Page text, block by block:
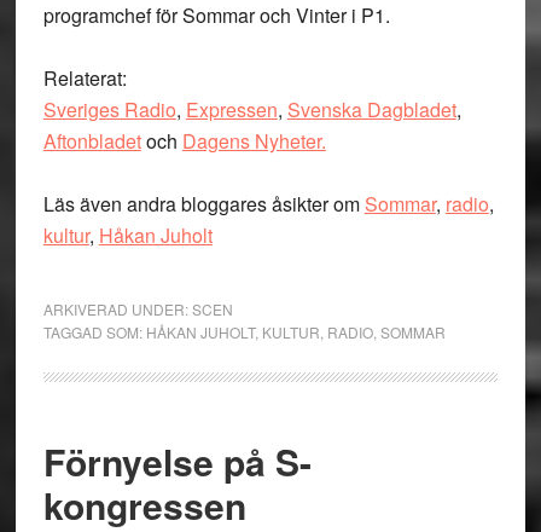
programchef för Sommar och Vinter i P1.
Relaterat:
Sveriges Radio, Expressen, Svenska Dagbladet,
Aftonbladetoch Dagens Nyheter.
Läs även andra bloggares åsikter om Sommar, radio,
kultur, Håkan Juholt
ARKIVERAD UNDER:SCEN
TAGGAD SOM: HÅKAN JUHOLT, KULTUR RADIO, SOMMAR
Förnyelse på S-
kongressen